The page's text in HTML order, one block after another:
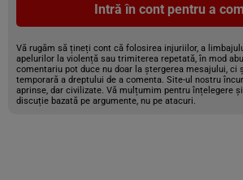
Intră în cont pentru a
Vă rugăm să țineți cont că folosirea injuriilor, a
apelurilor la violență sau trimiterea repetată, în mod
comentariu pot duce nu doar la ștergerea mesajului, ci
temporară a dreptului de a comenta. Site-ul nostru
aprinse, dar civilizate. Vă mulțumim pentru înțelegere
discuție bazată pe argumente, nu pe atacuri.